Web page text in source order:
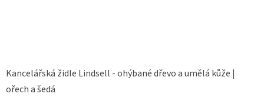
Kancelářská židle Lindsell - ohýbané dřevo a umělá kůže |
ořech a šedá